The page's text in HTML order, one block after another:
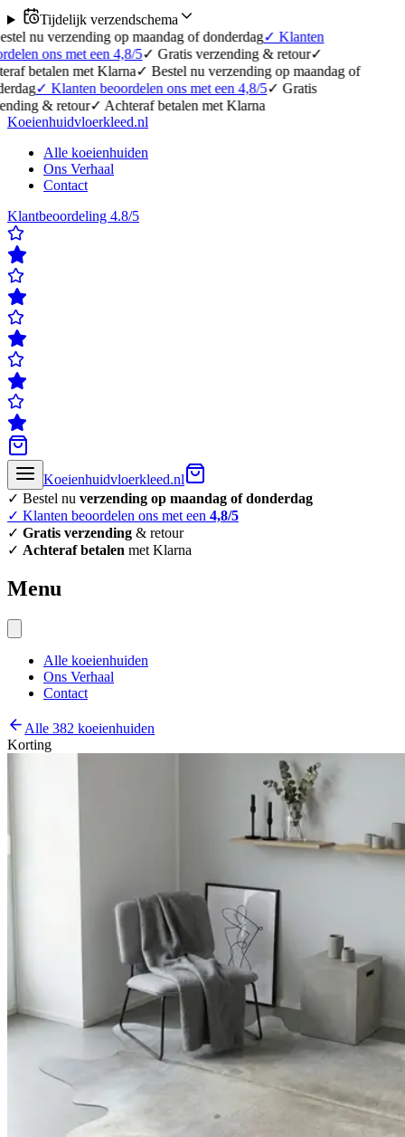
Tijdelijk verzendschema
op maandag of donderdag✓Klanten
een 4,8/5✓Gratis verzending & retour✓
met Klarna✓Bestel nu verzending op maandag of
beoordelen ons met een 4,8/5✓Gratis
✓ Achteraf betalen met Klarna
Koeienhuidvloerkleed.nl
Alle koeienhuiden
Ons Verhaal
Contact
Klantbeoordeling 4.8/5
Koeienhuidvloerkleed.nl
✓ Bestel nu verzending op maandag of donderdag
✓ Klanten beoordelen ons met een 4,8/5
✓ Gratis verzending & retour
✓ Achteraf betalen met Klarna
Menu
Alle koeienhuiden
Ons Verhaal
Contact
Alle 382 koeienhuiden
Korting